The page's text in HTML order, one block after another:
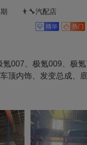
👨‍🔧汽配店
007、极氪009、极
顶内饰、发变总成、